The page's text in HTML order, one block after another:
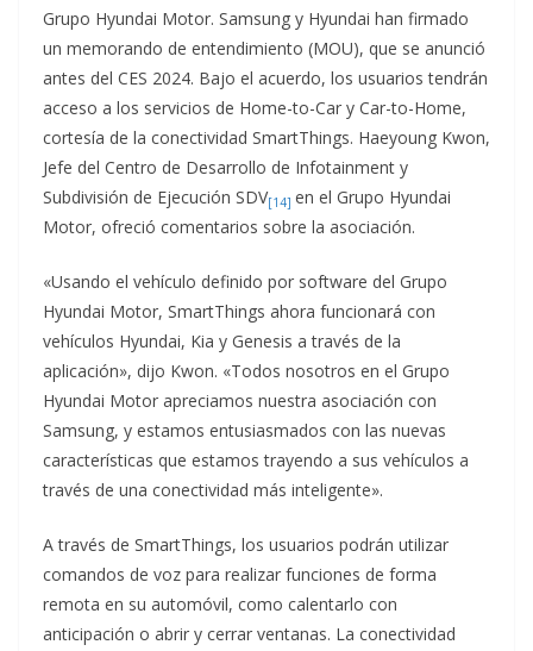
Grupo Hyundai Motor. Samsung y Hyundai han firmado
un memorando de entendimiento (MOU), que se anunció
antes del CES 2024. Bajo el acuerdo, los usuarios tendrán
acceso a los servicios de Home-to-Car y Car-to-Home,
cortesía de la conectividad SmartThings. Haeyoung Kwon,
Jefe del Centro de Desarrollo de Infotainment y
Subdivisión de Ejecución SDV[14] en el Grupo Hyundai
Motor, ofreció comentarios sobre la asociación.
«Usando el vehículo definido por software del Grupo
Hyundai Motor, SmartThings ahora funcionará con
vehículos Hyundai, Kia y Genesis a través de la
aplicación», dijo Kwon. «Todos nosotros en el Grupo
Hyundai Motor apreciamos nuestra asociación con
Samsung, y estamos entusiasmados con las nuevas
características que estamos trayendo a sus vehículos a
través de una conectividad más inteligente».
A través de SmartThings, los usuarios podrán utilizar
comandos de voz para realizar funciones de forma
remota en su automóvil, como calentarlo con
anticipación o abrir y cerrar ventanas. La conectividad